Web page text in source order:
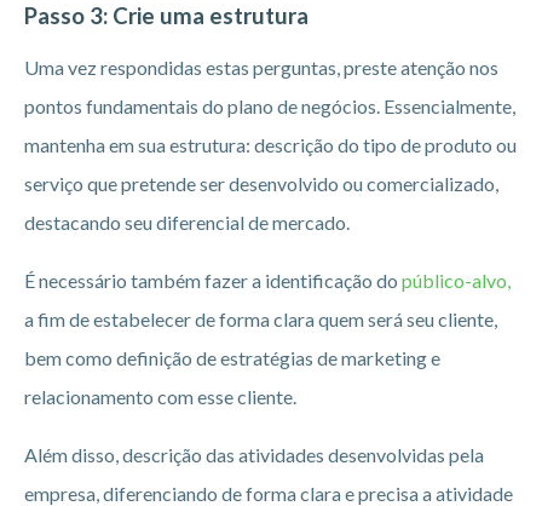
Passo 3: Crie uma estrutura
Uma vez respondidas estas perguntas, preste atenção nos
pontos fundamentais do plano de negócios. Essencialmente,
mantenha em sua estrutura: descrição do tipo de produto ou
serviço que pretende ser desenvolvido ou comercializado,
destacando seu diferencial de mercado.
É necessário também fazer a identificação do público-alvo,
a fim de estabelecer de forma clara quem será seu cliente,
bem como definição de estratégias de marketing e
relacionamento com esse cliente.
Além disso, descrição das atividades desenvolvidas pela
empresa, diferenciando de forma clara e precisa a atividade